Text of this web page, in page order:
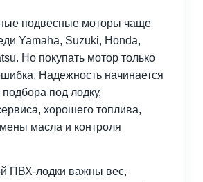
подвесные моторы чаще
Yamaha, Suzuki, Honda,
Но покупать мотор только
Надежность начинается
под лодку,
хорошего топлива,
масла и контроля
ПВХ-лодки важны вес,